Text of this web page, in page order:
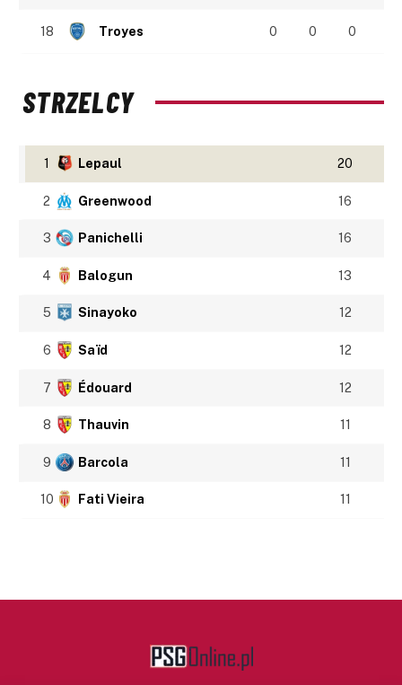
18 Troyes 0 0 0
STRZELCY
1 Lepaul 20
2 Greenwood 16
3 Panichelli 16
4 Balogun 13
5 Sinayoko 12
6 Saïd 12
7 Édouard 12
8 Thauvin 11
9 Barcola 11
10 Fati Vieira 11